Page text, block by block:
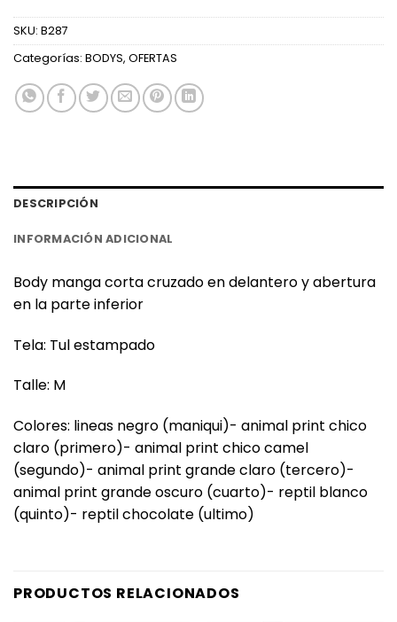
SKU: B287
Categorías: BODYS, OFERTAS
DESCRIPCIÓN
INFORMACIÓN ADICIONAL
Body manga corta cruzado en delantero y abertura
en la parte inferior
Tela: Tul estampado
Talle: M
Colores: lineas negro (maniqui)- animal print chico
claro (primero)- animal print chico camel
(segundo)- animal print grande claro (tercero)-
animal print grande oscuro (cuarto)- reptil blanco
(quinto)- reptil chocolate (ultimo)
PRODUCTOS RELACIONADOS